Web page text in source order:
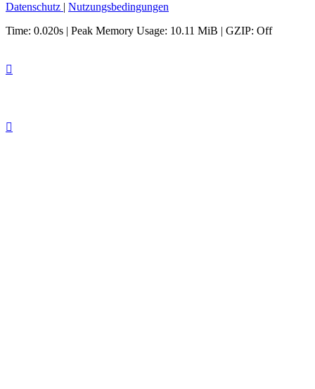
Datenschutz | Nutzungsbedingungen
Time: 0.020s | Peak Memory Usage: 10.11 MiB | GZIP: Off